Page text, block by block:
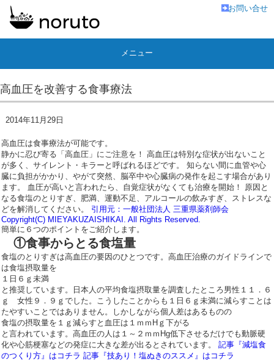
お問い合せ
メニュー
高血圧を改善する食事療法
2014年11月29日
高血圧は食事療法が可能です。
静かに忍び寄る「高血圧」にご注意を！ 高血圧は特別な症状が出ないこと
が多く、サイレント・キラーと呼ばれるほどです。 知らない間に血管や心
臓に負担がかかり、やがて突然、脳卒中や心臓病の発作を起こす場合があり
ます。 血圧が高いと言われたら、自覚症状がなくても治療を開始！ 原因と
なる食塩のとりすぎ、肥満、運動不足、アルコールの飲みすぎ、ストレスな
どを解消してください。 引用元：一般社団法人 三重県薬剤師会
Copyright(C) MIEYAKUZAISHIKAI. All Rights Reserved.
簡単に６つのポイントをご紹介します。
①食事からとる食塩量
食塩のとりすぎは高血圧の要因のひとつです。高血圧治療のガイドラインで
は食塩摂取量を
１日６ｇ未満
と推奨しています。日本人の平均食塩摂取量を調査したところ男性１１．６
ｇ 女性９．９ｇでした。こうしたことからも１日６ｇ未満に減らすことは
たやすいことではありません。しかしながら個人差はあるものの
食塩の摂取量を１ｇ減らすと血圧は１ｍｍHｇ下がる
と言われています。高血圧の人は１～２ｍｍHg低下させるだけでも動脈硬
化や心筋梗塞などの発症に大きな差が出るとされています。記事『減塩食
のつくり方』はコチラ 記事『技あり！塩ぬきのススメ』はコチラ